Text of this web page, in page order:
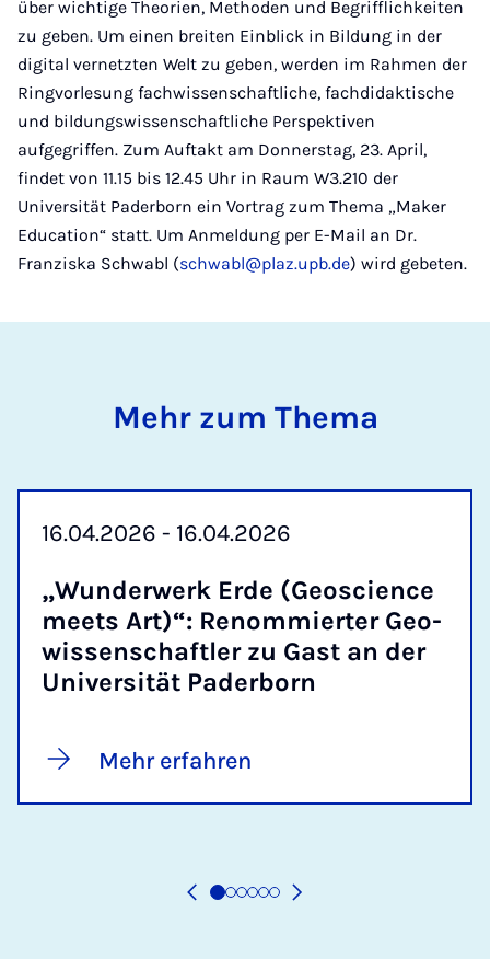
über wichtige Theorien, Methoden und Begrifflichkeiten
zu geben. Um einen breiten Einblick in Bildung in der
digital vernetzten Welt zu geben, werden im Rahmen der
Ringvorlesung fachwissenschaftliche, fachdidaktische
und bildungswissenschaftliche Perspektiven
aufgegriffen. Zum Auftakt am Donnerstag, 23. April,
findet von 11.15 bis 12.45 Uhr in Raum W3.210 der
Universität Paderborn ein Vortrag zum Thema „Maker
Education“ statt. Um Anmeldung per E-Mail an Dr.
Franziska Schwabl (schwabl@plaz.upb.de) wird gebeten.
Mehr zum Thema
16.04.2026 - 16.04.2026
„Wun­der­werk Er­de (Geos­cience
meets Art)“: Re­nom­mier­ter Geo­
wis­sen­schaft­ler zu Gast an der
Uni­ver­si­tät Pa­der­born
Mehr erfahren